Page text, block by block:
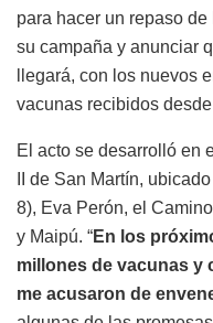
para hacer un repaso
su campaña y anunciar
llegará, con los nuevos
vacunas recibidos
El acto se desarrolló en
II de San Martín,
8), Eva Perón, el
y Maipú. “En los
millones de vacunas y
me acusaron de